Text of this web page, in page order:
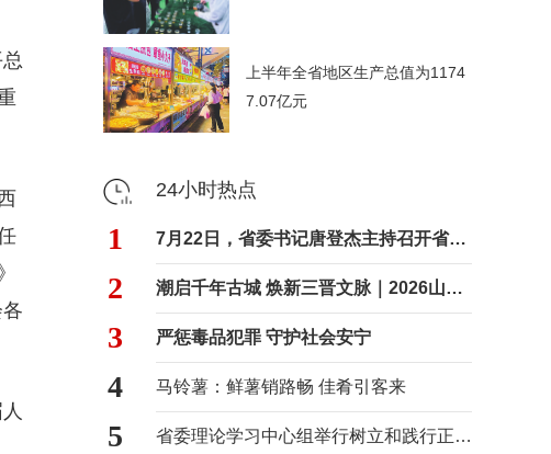
上半年全省地区生产总值为1174
7.07亿元
24小时热点
1 7月22日，省委书记唐登杰主持召开省委常委会会议
2 潮启千年古城 焕新三晋文脉｜2026山西文旅创新嘉年华登陆平遥
3 严惩毒品犯罪 守护社会安宁
4 马铃薯：鲜薯销路畅 佳肴引客来
5 省委理论学习中心组举行树立和践行正确政绩观学习教育专题学习会